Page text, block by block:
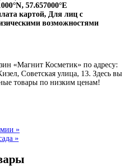
57.657000°E
картой, Для лиц с
возможностями
«Магнит Косметик» по адресу:
Советская улица, 13. Здесь вы
товары по низким ценам!
»
»